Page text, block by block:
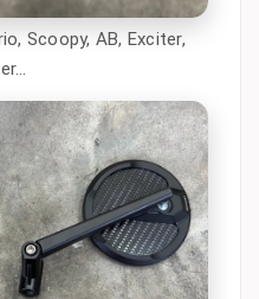
Scoopy, AB, Exciter,